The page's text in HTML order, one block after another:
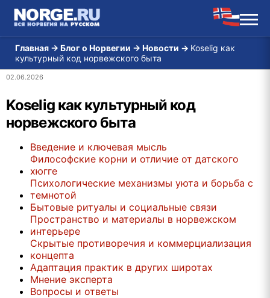
Главная → Блог о Норвегии → Новости → Koselig как
культурный код норвежского быта
02.06.2026
Koselig как культурный код
норвежского быта
Введение и ключевая мысль
Философские корни и отличие от датского
хюгге
Психологические механизмы уюта и борьба с
темнотой
Бытовые ритуалы и социальные связи
Пространство и материалы в норвежском
интерьере
Скрытые противоречия и коммерциализация
концепта
Адаптация практик в других широтах
Мнение эксперта
Вопросы и ответы